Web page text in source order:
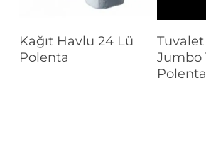
Devamını Oku
Kağıt Havlu 24 Lü
Polenta
Tuvalet
Jumbo
Polenta